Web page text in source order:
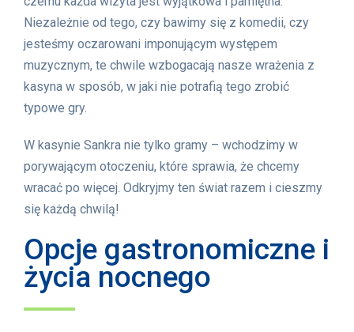
Niezależnie od tego, czy bawimy się z komedii, czy
jesteśmy oczarowani imponującym występem
muzycznym, te chwile wzbogacają nasze wrażenia z
kasyna w sposób, w jaki nie potrafią tego zrobić
typowe gry.
W kasynie Sankra nie tylko gramy – wchodzimy w
porywającym otoczeniu, które sprawia, że chcemy
wracać po więcej. Odkryjmy ten świat razem i cieszmy
się każdą chwilą!
Opcje gastronomiczne i
życia nocnego